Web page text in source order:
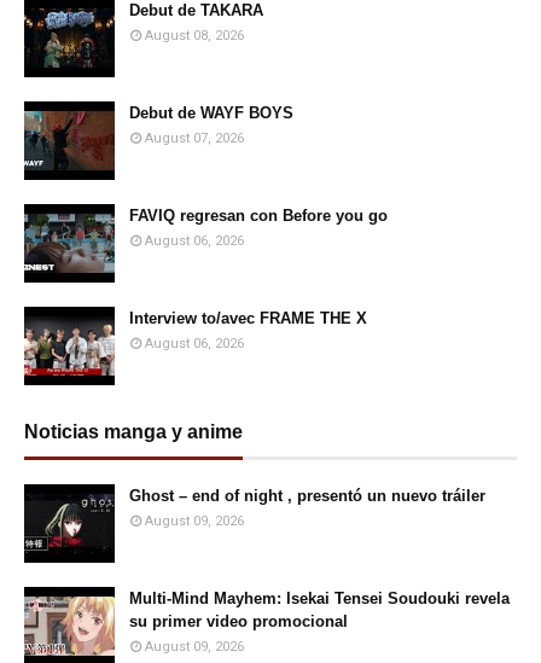
Debut de TAKARA
August 08, 2026
Debut de WAYF BOYS
August 07, 2026
FAVIQ regresan con Before you go
August 06, 2026
Interview to/avec FRAME THE X
August 06, 2026
Noticias manga y anime
Ghost – end of night , presentó un nuevo tráiler
August 09, 2026
Multi-Mind Mayhem: Isekai Tensei Soudouki revela
su primer video promocional
August 09, 2026